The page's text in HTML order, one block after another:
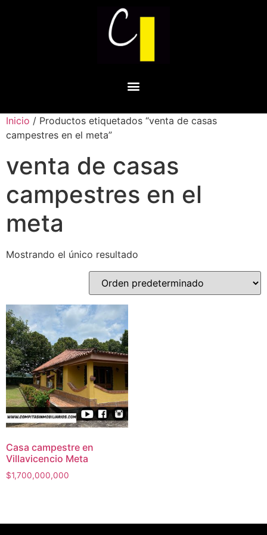
Inicio / Productos etiquetados “venta de casas
campestres en el meta”
venta de casas
campestres en el
meta
Mostrando el único resultado
Casa campestre en
Villavicencio Meta
$1,700,000,000